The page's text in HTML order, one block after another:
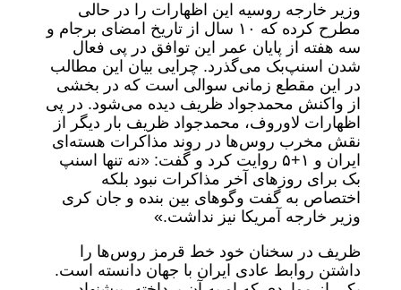
وزیر خارجه روسیه این اظهارات را در حالی
مطرح کرده که ۱۰ سال از تاریخ امضای برجام و
سه هفته از پایان عمر این توافق در پی فعال
شدن اسنپ‌بک می‌گذرد. چرایی بیان این مطالب
در این مقطع زمانی سوالی است که در بخشی
از واکنش محمدجواد ظریف دیده می‌شود. در پی
اظهارات لاوروف، محمدجواد ظریف بار دیگر از
نقش مخرب روس‌ها در روند مذاکرات هسته‌ای
ایران و ۱+۵ روایت کرد و گفت: «نه تنها اسنپ
بک برای روزهای آخر مذاکرات نبود بلکه
اختصاص به گفت وگوهای بین بنده و جان کری
وزیر خارجه آمریکا نیز نداشت.»
ظریف در سخنان خود خط قرمز روس‌ها را
داشتن روابط عادی ایران با جهان دانسته است.